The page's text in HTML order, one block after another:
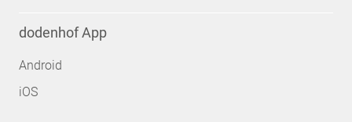
dodenhof App
Android
iOS